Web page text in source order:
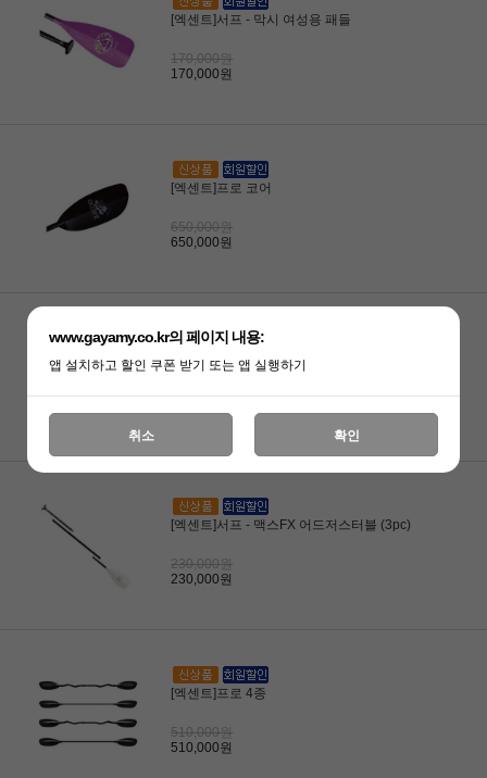
[엑센트]서프 - 막시 여성용 패들
170,000원
170,000원
[엑센트]프로 코어
650,000원
650,000원
[엑센트]피싱 - 히어로 앵글러 [220-240]
260,000원
260,000원
[엑센트]서프 - 맥스FX 어드저스터블 (3pc)
230,000원
230,000원
[엑센트]프로 4종
510,000원
510,000원
www.gayamy.co.kr의 페이지 내용:
앱 설치하고 할인 쿠폰 받기 또는 앱 실행하기
취소 확인